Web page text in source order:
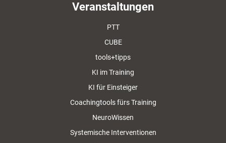
Veranstaltungen
PTT
CUBE
tools+tipps
KI im Training
KI für Einsteiger
Coachingtools fürs Training
NeuroWissen
Systemische Interventionen